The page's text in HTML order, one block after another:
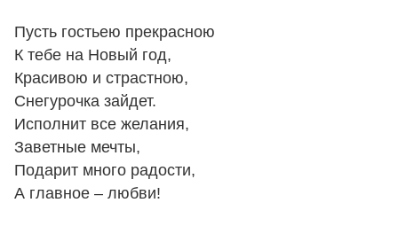
Пусть гостьею прекрасною
К тебе на Новый год,
Красивою и страстною,
Снегурочка зайдет.
Исполнит все желания,
Заветные мечты,
Подарит много радости,
А главное – любви!